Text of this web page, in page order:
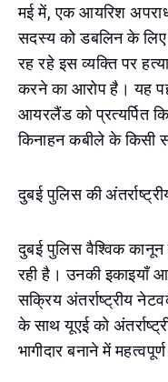
मई में, एक आयरिश
सदस्य को डबलिन के लिए
रह रहे इस व्यक्ति पर
करने का आरोप है। यह
आयरलैंड को प्रत्यर्पित
किनाहन कबीले के किसी
दुबई पुलिस की
दुबई पुलिस वैश्विक कानून
रही है। उनकी
सक्रिय अंतर्राष्ट्रीय
के साथ यूएई को
भागीदार बनाने में